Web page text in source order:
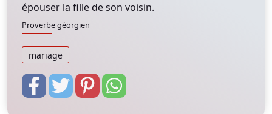
épouser la fille de son voisin.
Proverbe géorgien
mariage